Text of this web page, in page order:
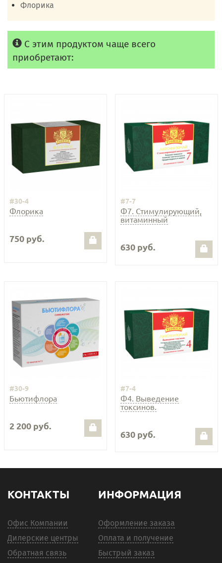
Флорика
С этим продуктом чаще всего
приобретают:
#30-4
Флорика
750 руб.
#7-7
Ф7. Стимулирующий,
витаминный
630 руб.
#30-9
Бьютифлора
2 200 руб.
#7-4
Ф4. Выведение
токсинов.
630 руб.
КОНТАКТЫ
Офис Компании
Дилерские центры
Обратная связь
ИНФОРМАЦИЯ
Оформление заказа
Оплата и получение
Быстрый заказ